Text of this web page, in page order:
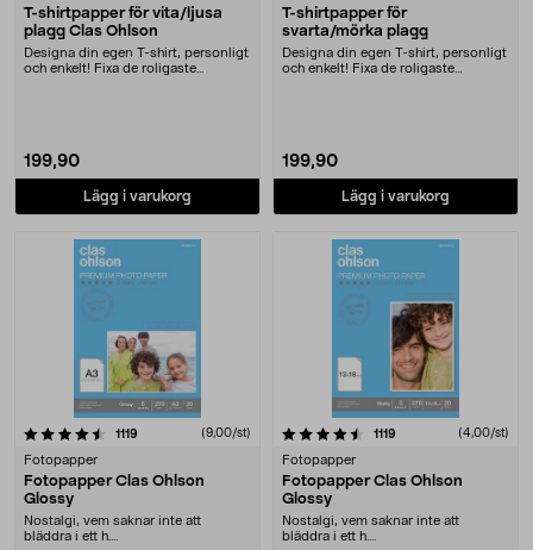
T-shirtpapper för vita/ljusa
plagg Clas Ohlson
Designa din egen T-shirt, personligt
och enkelt! Fixa de roligaste
199,90
Lägg i varukorg
T-shirtpapper för
svarta/mörka plagg
Designa din egen T-shirt, personligt
och enkelt! Fixa de roligaste
199,90
Lägg i varukorg
1119 recensioner(9,00/st)
Fotopapper
Fotopapper Clas Ohlson
Glossy
Nostalgi, vem saknar inte att
bläddra i ett h....
4.5 av 5 stjärnor 1119 recensioner(4,00/st)
Fotopapper
Fotopapper Clas Ohlson
Glossy
Nostalgi, vem saknar inte att
bläddra i ett h....